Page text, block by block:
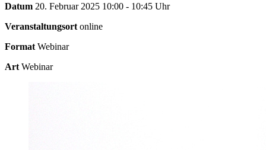
Datum 20. Februar 2025 10:00 - 10:45 Uhr
Veranstaltungsort online
Format Webinar
Art Webinar